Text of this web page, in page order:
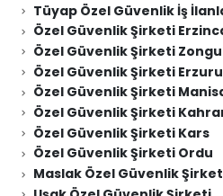
Tüyap Özel Güvenlik İş
Özel Güvenlik Şirketi
Özel Güvenlik Şirketi
Özel Güvenlik Şirketi
Özel Güvenlik Şirketi
Özel Güvenlik Şirketi
Özel Güvenlik Şirketi Kars
Özel Güvenlik Şirketi Ordu
Maslak Özel Güvenlik